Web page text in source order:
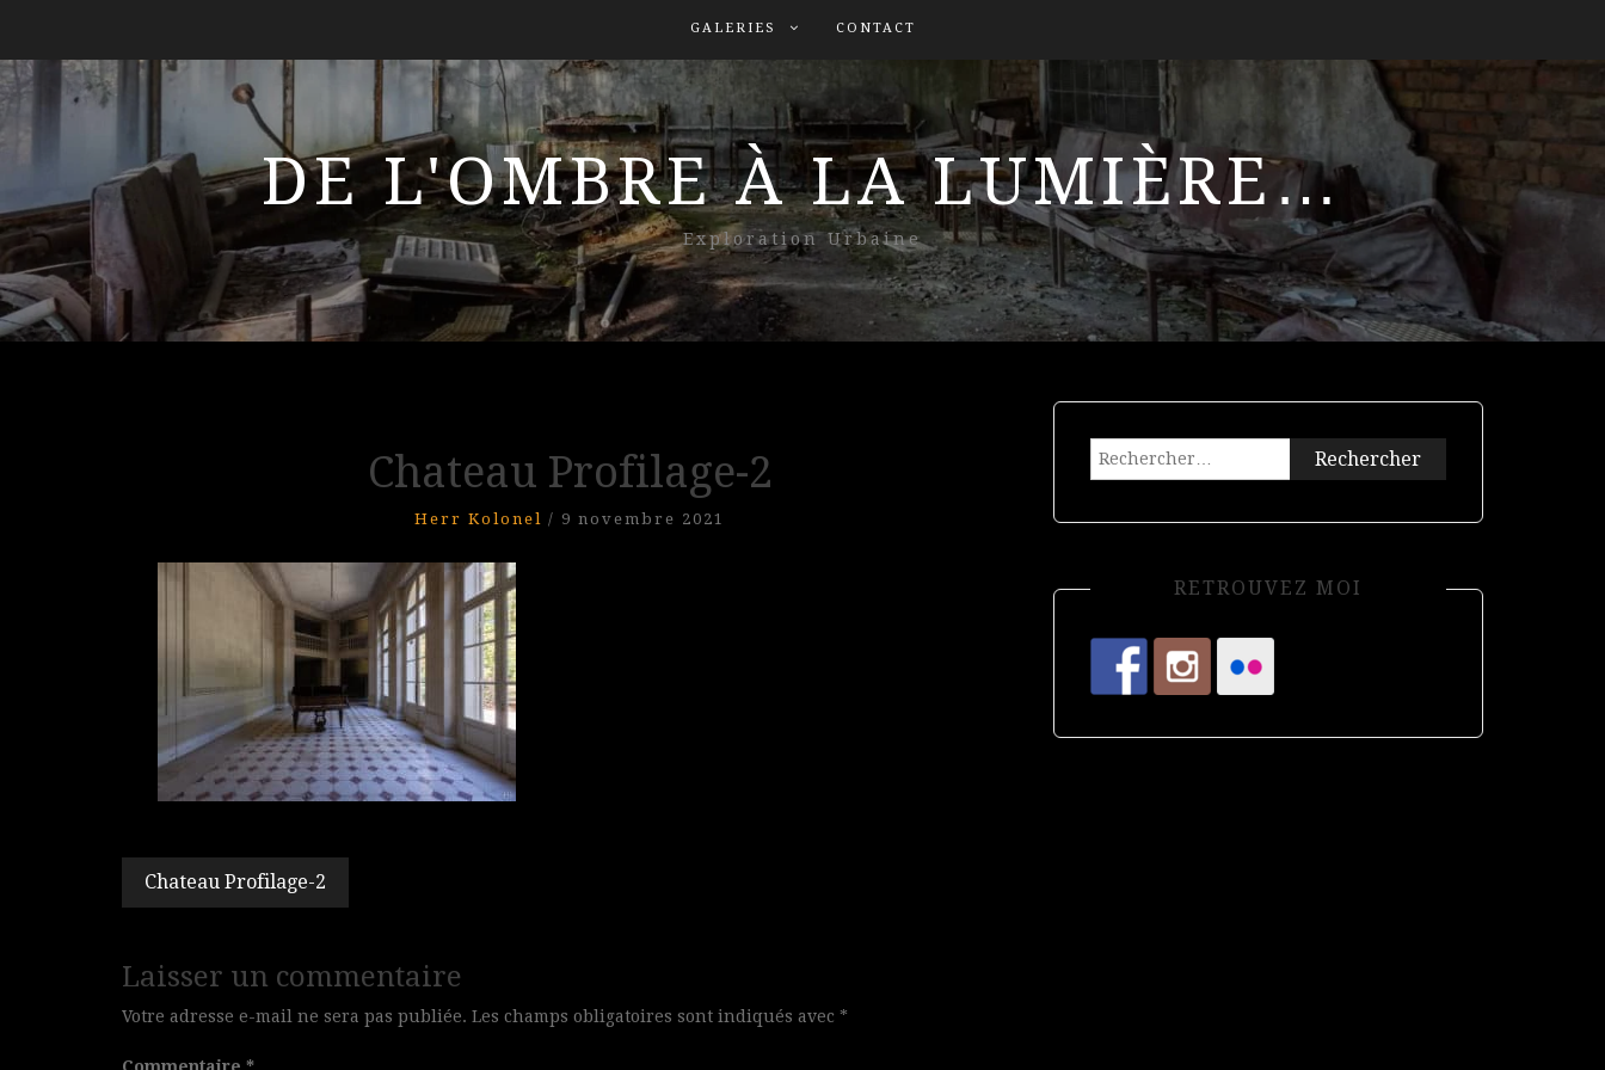
GALERIES CONTACT
DE L'OMBRE À LA LUMIÈRE…
Exploration Urbaine
Chateau Profilage-2
Herr Kolonel / 9 novembre 2021
Navigation
de
l’article
Chateau Profilage-2
Laisser un commentaire
Votre adresse e-mail ne sera pas publiée. Les champs obligatoires sont indiqués avec *
Rechercher :
RETROUVEZ MOI